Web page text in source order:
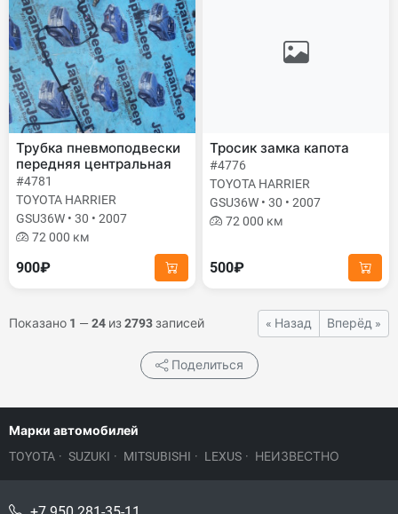
Трубка пневмоподвески
передняя центральная
#4781
TOYOTA HARRIER
GSU36W • 30 • 2007
72 000 км
900₽
Тросик замка капота
#4776
TOYOTA HARRIER
GSU36W • 30 • 2007
72 000 км
500₽
Показано 1 — 24 из2793записей « Назад Вперёд »
Поделиться
Марки автомобилей
TOYOTA · SUZUKI · MITSUBISHI · LEXUS · НЕИЗВЕСТНО